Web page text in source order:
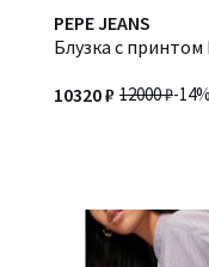
PEPE JEANS
Блузка с принтом
12000 ₽-14%
10320 ₽